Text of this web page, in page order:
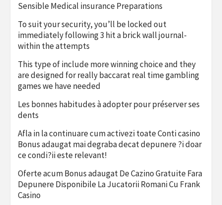
Sensible Medical insurance Preparations
To suit your security, you’ll be locked out
immediately following 3 hit a brick wall journal-
within the attempts
This type of include more winning choice and they
are designed for really baccarat real time gambling
games we have needed
Les bonnes habitudes à adopter pour préserver ses
dents
Afla in la continuare cum activezi toate Conti casino
Bonus adaugat mai degraba decat depunere ?i doar
ce condi?ii este relevant!
Oferte acum Bonus adaugat De Cazino Gratuite Fara
Depunere Disponibile La Jucatorii Romani Cu Frank
Casino